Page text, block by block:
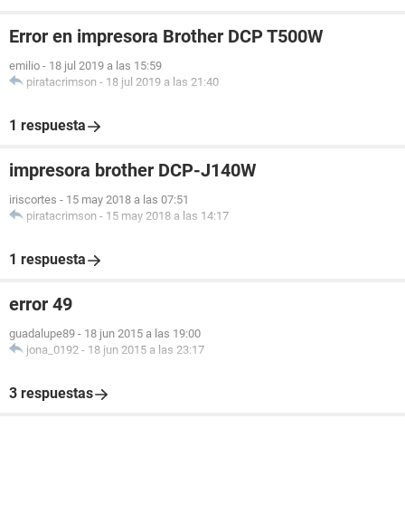
Error en impresora Brother DCP T500W
emilio - 18 jul 2019 a las 15:59
piratacrimson - 18 jul 2019 a las 21:40
1 respuesta
impresora brother DCP-J140W
iriscortes - 15 may 2018 a las 07:51
piratacrimson - 15 may 2018 a las 14:17
1 respuesta
error 49
guadalupe89 - 18 jun 2015 a las 19:00
jona_0192 - 18 jun 2015 a las 23:17
3 respuestas